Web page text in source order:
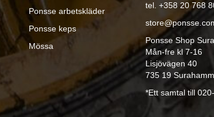
Ponsse arbetskläder
Ponsse keps
Mössa
tel. +358 20 768
Ponsse Shop
Mån-fre kl 7-16
Lisjövägen 40
735 19
*Ett samtal till